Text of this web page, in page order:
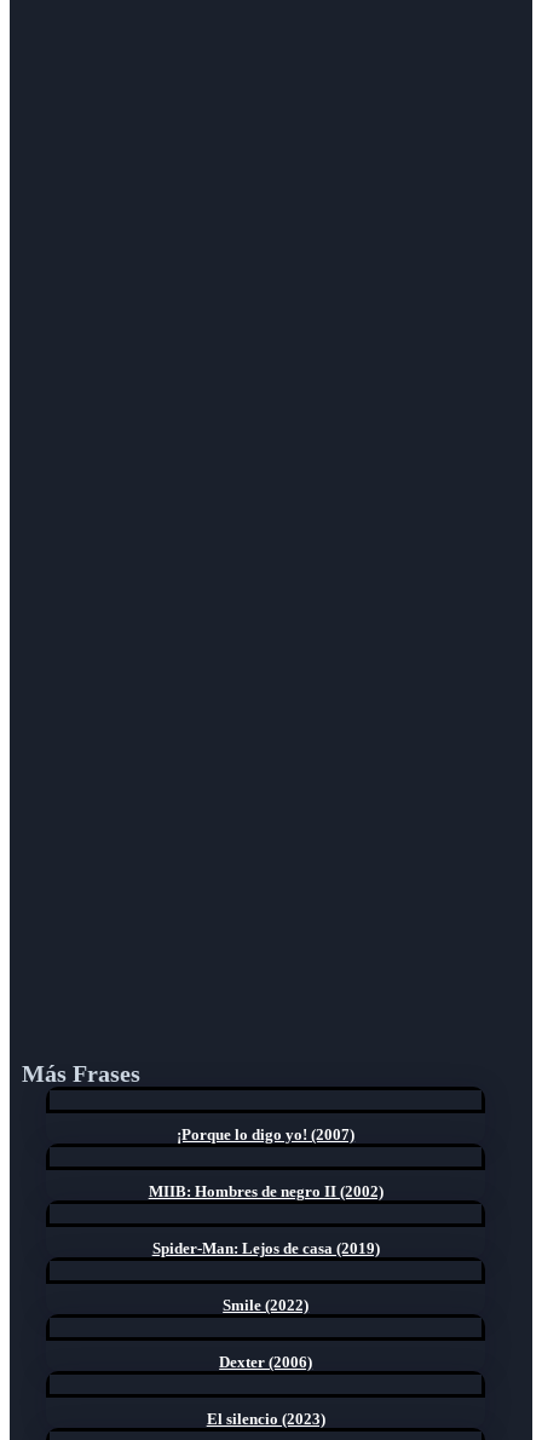
Más Frases
¡Porque lo digo yo! (2007)
MIIB: Hombres de negro II (2002)
Spider-Man: Lejos de casa (2019)
Smile (2022)
Dexter (2006)
El silencio (2023)